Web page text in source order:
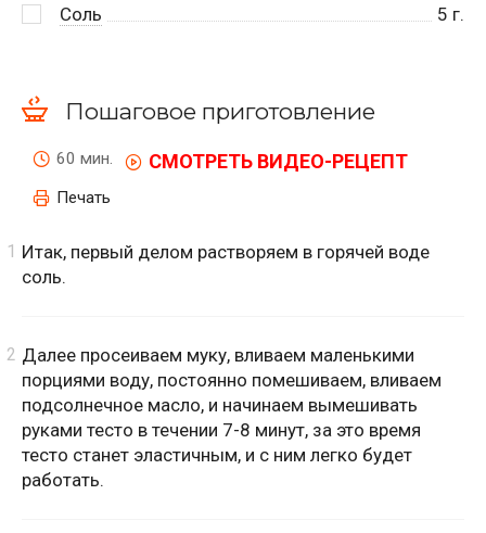
Соль
5 г.
Пошаговое приготовление
60 мин. СМОТРЕТЬ ВИДЕО-РЕЦЕПТ
Печать
Итак, первый делом растворяем в горячей воде
соль.
Далее просеиваем муку, вливаем маленькими
порциями воду, постоянно помешиваем, вливаем
подсолнечное масло, и начинаем вымешивать
руками тесто в течении 7-8 минут, за это время
тесто станет эластичным, и с ним легко будет
работать.